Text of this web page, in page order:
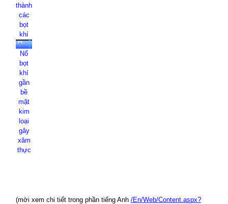
thành
các
bọt
khí
Nổ
bọt
khí
gần
bề
mặt
kim
loại
gây
xâm
thực
(mời xem chi tiết trong phần tiếng Anh /En/Web/Content.aspx?